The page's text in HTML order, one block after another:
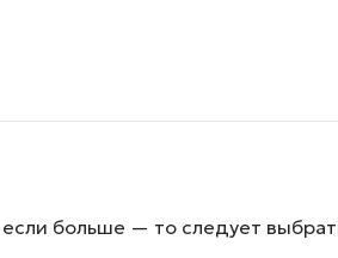
больше — то следует